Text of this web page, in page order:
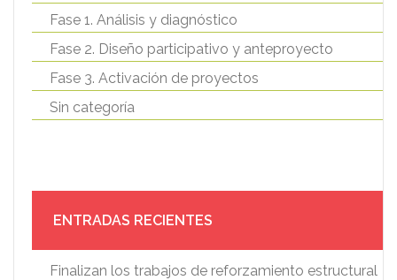
Fase 1. Análisis y diagnóstico
Fase 2. Diseño participativo y anteproyecto
Fase 3. Activación de proyectos
Sin categoría
ENTRADAS RECIENTES
Finalizan los trabajos de reforzamiento estructural